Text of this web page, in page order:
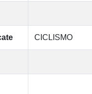
CICLISMO